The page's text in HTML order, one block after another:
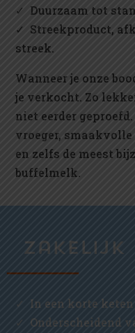
✓ Duurzaam tot
✓ Streekproduct,
streek.
Wanneer je onze
je verkocht. Zo
niet eerder
vroeger,
en zelfs de meest
buffelmelk.
Zakelijk
✓
In een korte
✓ Onderscheidend